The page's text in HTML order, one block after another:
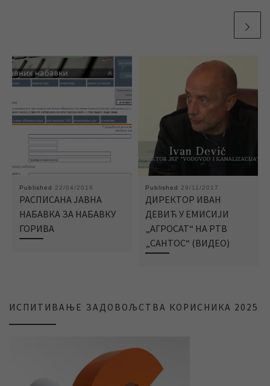
Published 22/04/2016
РАСПИСАНА ЈАВНА
НАБАВКА ЗА НАБАВКУ
ГОРИВА
Published 29/11/2017
ДИРЕКТОР ИВАН
ДЕВИЋ У ЕМИСИЈИ
„АГРОСАТ“ НА РТВ
„САНТОС“ (ВИДЕО)
ИСПИТИВАЊЕ ЗАДОВОЉСТВА КОРИСНИКА 2025